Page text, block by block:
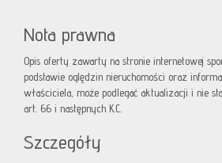
Nota prawna
Opis oferty zawarty na stronie internetowej
podstawie oględzin nieruchomości oraz
właściciela, może podlegać aktualizacji i nie
art. 66 i następnych K.C.
Szczegóły